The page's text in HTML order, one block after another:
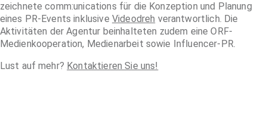
zeichnete comm:unications für die Konzeption und Planung
eines PR-Events inklusive Videodreh verantwortlich. Die
Aktivitäten der Agentur beinhalteten zudem eine ORF-
Medienkooperation, Medienarbeit sowie Influencer-PR.
Lust auf mehr? Kontaktieren Sie uns!